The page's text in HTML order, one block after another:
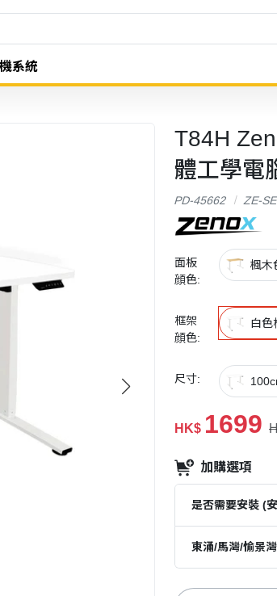
系統
T84H
體工學電
PD-45662 ZE-
面板
顔色:
楓木
框架
顔色:
白色
尺寸:
HK$ 1699
加購選項
是否需要安裝 (
東涌/馬灣/愉景